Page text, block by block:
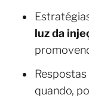
luz da
quando,